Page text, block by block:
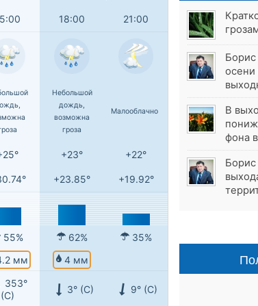
18:00 21:00
Небольшой
дождь,
возможна
гроза
Малооблачно
+23° +22°
+23.85° +19.92°
55% 62%
35%
мм
4 мм
353°
(С)
3° (С) 9° (С)
осени
В
фона